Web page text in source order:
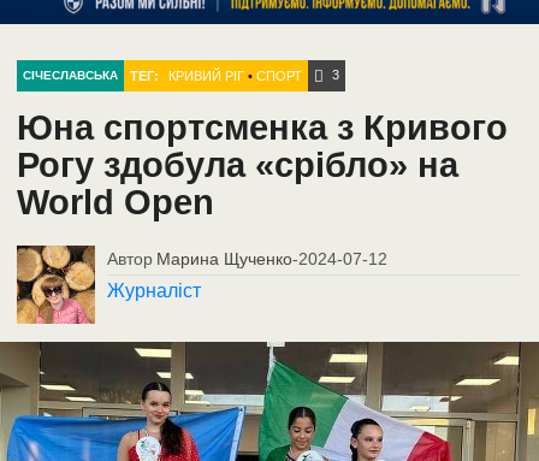
СІЧЕСЛАВСЬКА ТЕГ: КРИВИЙ РІГ •СПОРТ 3
Юна спортсменка з Кривого
Рогу здобула «срібло» на
World Open
Автор Марина Щученко-2024-07-12
Журналіст